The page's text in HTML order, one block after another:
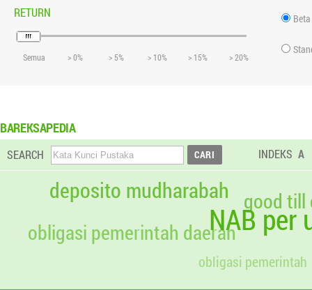
RETURN
Semua > 0% > 5% > 10% > 15% > 20%
Beta
BAREKSAPEDIA
SEARCH INDEKS A
NAB per
deposito mudharabah
obligasi pemerintah
obligasi pemerintah daerah
good till